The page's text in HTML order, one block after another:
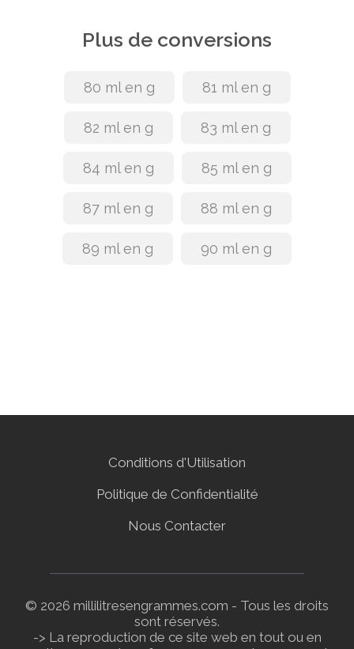
Plus de conversions
80 ml en g 81 ml en g
82 ml en g 83 ml en g
84 ml en g 85 ml en g
87 ml en g 88 ml en g
89 ml en g 90 ml en g
Conditions d'Utilisation
Politique de Confidentialité
Nous Contacter
© 2026 millilitresengrammes.com - Tous les droits
sont réservés.
-> La reproduction de ce site web en tout ou en